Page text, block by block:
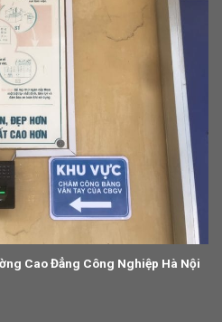
Cao Đẳng Công Nghiệp Hà Nội